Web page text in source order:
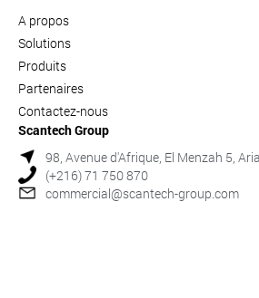
A propos
Solutions
Produits
Partenaires
Contactez-nous
Scantech Group
98, Avenue d'Afrique, El Menzah 5,
(+216) 71 750 870
commercial@scantech-group.com